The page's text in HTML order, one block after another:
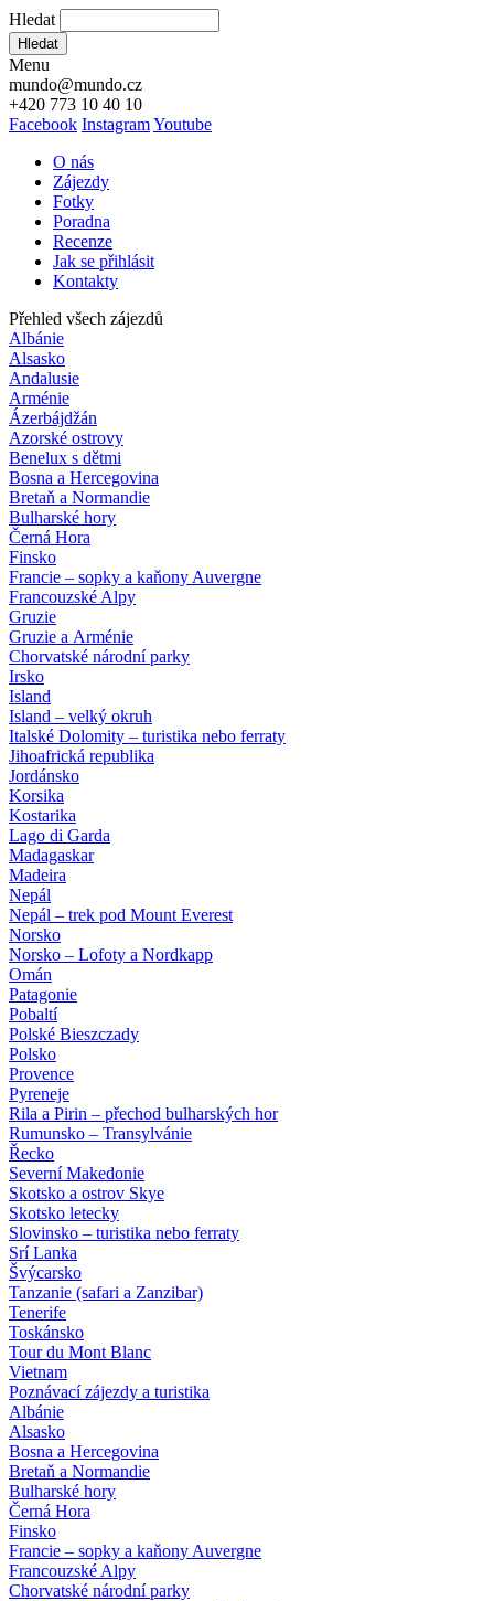
Hledat
Hledat
Menu
mundo@mundo.cz
+420 773 10 40 10
Facebook InstagramYoutube
O nás
Zájezdy
Fotky
Poradna
Recenze
Jak se přihlásit
Kontakty
Přehled všech zájezdů
Albánie
Alsasko
Andalusie
Arménie
Ázerbájdžán
Azorské ostrovy
Benelux s dětmi
Bosna a Hercegovina
Bretaň a Normandie
Bulharské hory
Černá Hora
Finsko
Francie – sopky a kaňony Auvergne
Francouzské Alpy
Gruzie
Gruzie a Arménie
Chorvatské národní parky
Irsko
Island
Island – velký okruh
Italské Dolomity – turistika nebo ferraty
Jihoafrická republika
Jordánsko
Korsika
Kostarika
Lago di Garda
Madagaskar
Madeira
Nepál
Nepál – trek pod Mount Everest
Norsko
Norsko – Lofoty a Nordkapp
Omán
Patagonie
Pobaltí
Polské Bieszczady
Polsko
Provence
Pyreneje
Rila a Pirin – přechod bulharských hor
Rumunsko – Transylvánie
Řecko
Severní Makedonie
Skotsko a ostrov Skye
Skotsko letecky
Slovinsko – turistika nebo ferraty
Srí Lanka
Švýcarsko
Tanzanie (safari a Zanzibar)
Tenerife
Toskánsko
Tour du Mont Blanc
Vietnam
Poznávací zájezdy a turistika
Albánie
Alsasko
Bosna a Hercegovina
Bretaň a Normandie
Bulharské hory
Černá Hora
Finsko
Francie – sopky a kaňony Auvergne
Francouzské Alpy
Chorvatské národní parky